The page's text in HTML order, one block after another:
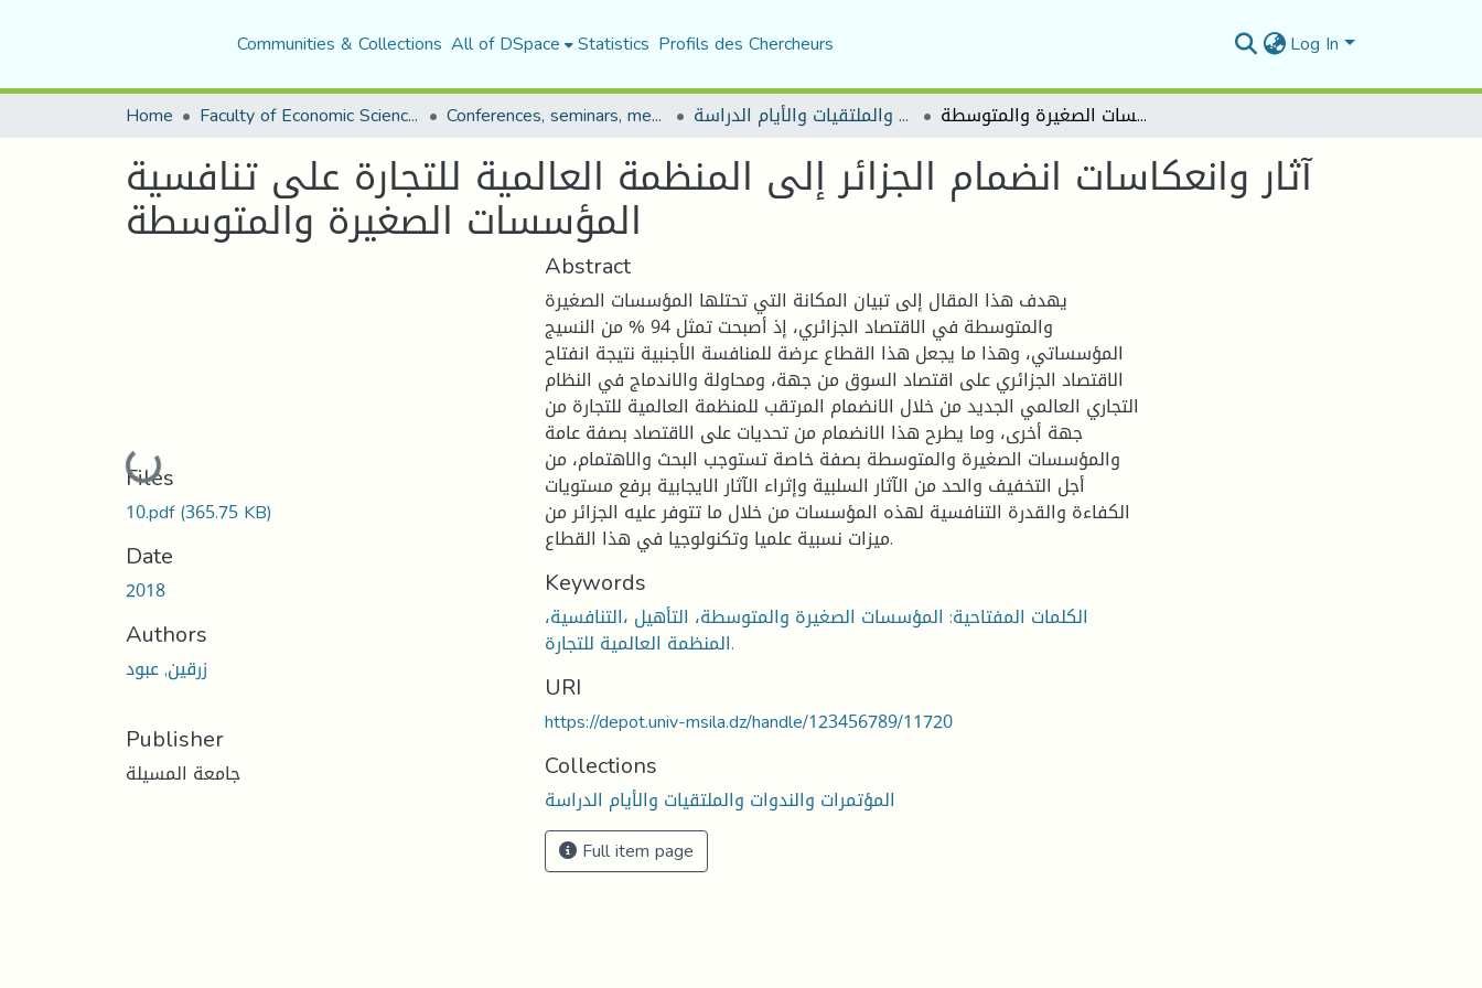
Communities & Collections All of DSpace Statistics Profils des Chercheurs Log In
Home Faculty of Economic Sciences, Commerce and Management Sciences Conferences, seminars, meetings, and study days المؤتمرات والندوات والملتقيات والأيام الدراسة آثار وانعكاسات انضمام الجزائر إلى المنظمة العالمية للتجارة على تنافسية المؤسسات الصغيرة والمتوسطة
آثار وانعكاسات انضمام الجزائر إلى المنظمة العالمية للتجارة على تنافسية
المؤسسات الصغيرة والمتوسطة
Loading...
Files
10.pdf(365.75 KB)
Date
2018
Authors
زرقين, عبود
Publisher
جامعة المسيلة
Abstract
يهدف هذا المقال إلى تبيان المكانة التي تحتلها المؤسسات الصغيرة
والمتوسطة في الاقتصاد الجزائري، إذ أصبحت تمثل 94 % من النسيج
المؤسساتي، وهذا ما يجعل هذا القطاع عرضة للمنافسة الأجنبية نتيجة انفتاح
الاقتصاد الجزائري على اقتصاد السوق من جهة، ومحاولة والاندماج في النظام
التجاري العالمي الجديد من خلال الانضمام المرتقب للمنظمة العالمية للتجارة من
جهة أخرى، وما يطرح هذا الانضمام من تحديات على الاقتصاد بصفة عامة
والمؤسسات الصغيرة والمتوسطة بصفة خاصة تستوجب البحث والاهتمام، من
أجل التخفيف والحد من الآثار السلبية وإثراء الآثار الايجابية برفع مستويات
الكفاءة والقدرة التنافسية لهذه المؤسسات من خلال ما تتوفر عليه الجزائر من
ميزات نسبية علميا وتكنولوجيا في هذا القطاع.
Keywords
الكلمات المفتاحية: المؤسسات الصغيرة والمتوسطة، التأهيل ،التنافسية،
المنظمة العالمية للتجارة.
URI
https://depot.univ-msila.dz/handle/123456789/11720
Collections
المؤتمرات والندوات والملتقيات والأيام الدراسة
Full item page